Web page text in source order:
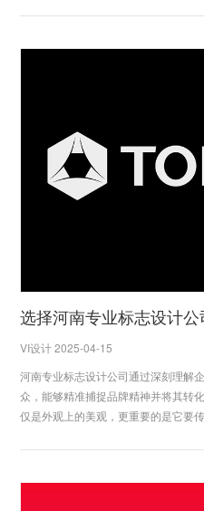
VI设计 2025-04-15
河南专业标志设计公司通过深刻理解
众，能够精准捕捉品牌精神并将其转
仅是外观上的美观，更重要的是它要